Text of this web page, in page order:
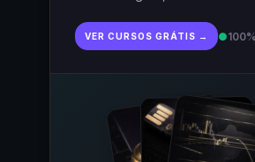
VER CURSOS GRÁTIS → ●